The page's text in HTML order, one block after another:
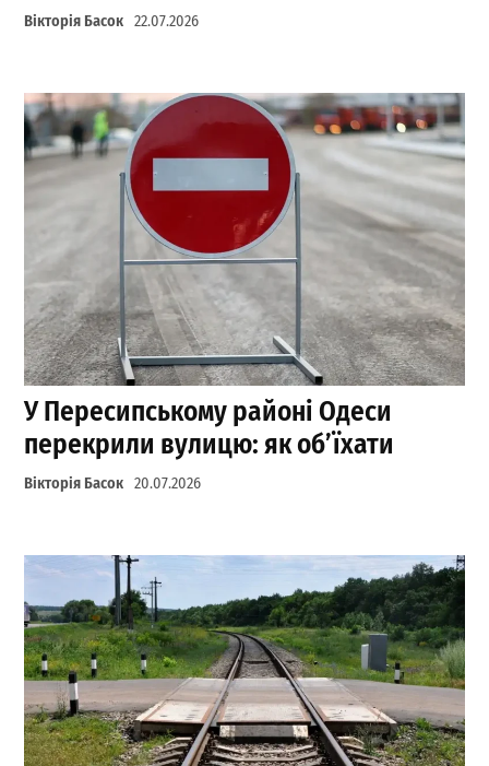
Вікторія Басок 22.07.2026
У Пересипському районі Одеси
перекрили вулицю: як об’їхати
Вікторія Басок 20.07.2026